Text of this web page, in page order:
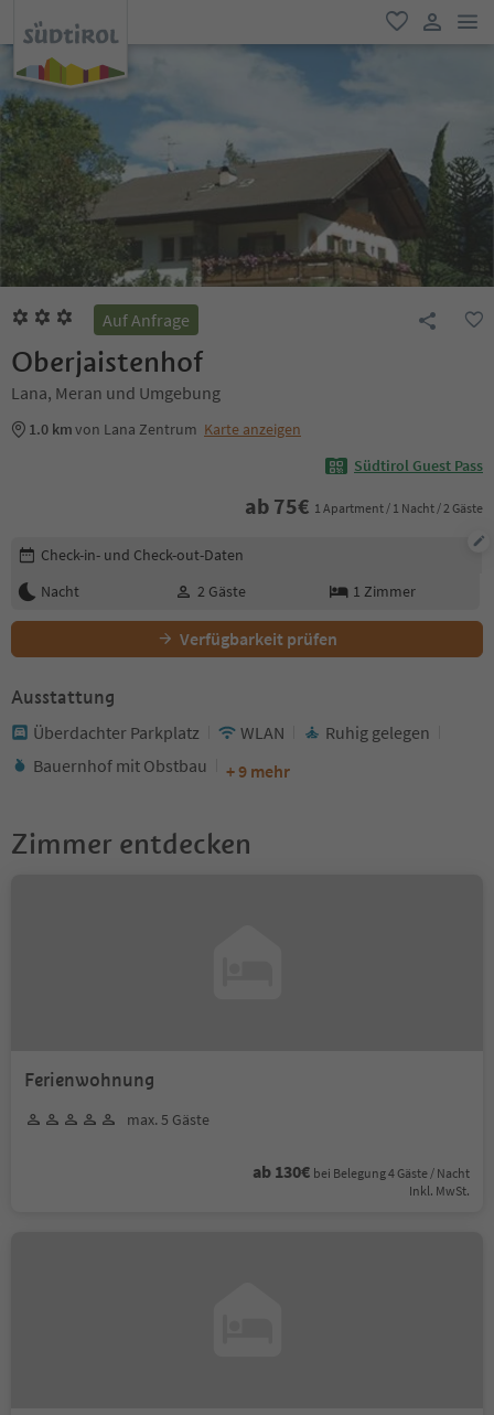
favorit
user link
Auf Anfrage
Oberjaistenhof
Lana, Meran und Umgebung
1.0 kmvon Lana Zentrum Karte anzeigen
Südtirol Guest Pass
ab 75€ 1 Apartment / 1 Nacht / 2 Gäste
Buchungsdetails bearbeiten
Check-in- und Check-out-Daten
Nacht
2 Gäste 1 Zimmer
Verfügbarkeit prüfen
Ausstattung
Überdachter Parkplatz WLAN
Ruhig gelegen
Bauernhof mit Obstbau
+ 9 mehr
Zimmer entdecken
Ferienwohnung
max. 5 Gäste
ab 130€ bei Belegung 4 Gäste / Nacht
Inkl. MwSt.